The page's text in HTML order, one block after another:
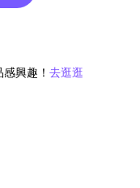
興趣！ 去逛逛